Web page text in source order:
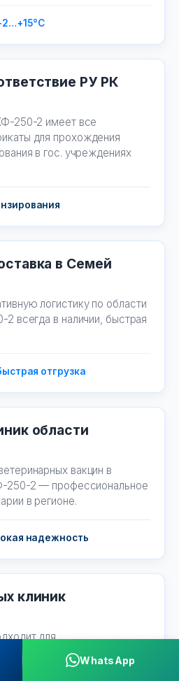
WhatsApp
РУ РК
250-2 имеет все
для прохождения
в гос. учреждениях
в Семей
логистику по области
всегда в наличии, быстрая
отгрузка
области
вакцин в
250-2 — профессиональное
в регионе.
надежность
клиник
для
анестетиков и
стоматологических центрах.